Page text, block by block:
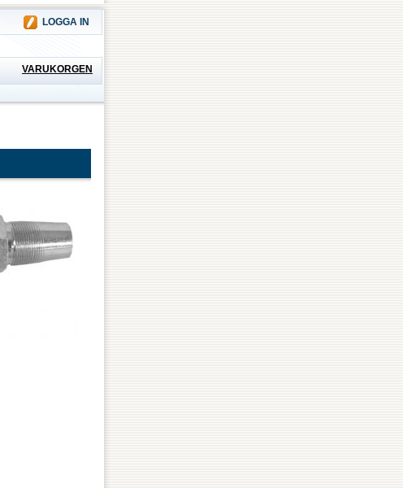
LOGGA IN
VARUKORGEN